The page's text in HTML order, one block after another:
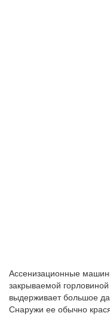
Ассенизационные
закрываемой
выдерживает большое
Снаружи ее обычно